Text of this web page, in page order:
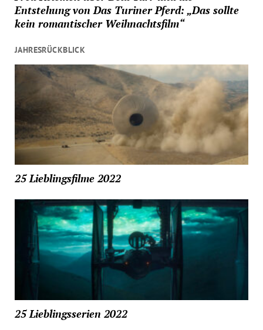
Entstehung von Das Turiner Pferd: „Das sollte
kein romantischer Weihnachtsfilm“
JAHRESRÜCKBLICK
25 Lieblingsfilme 2022
25 Lieblingsserien 2022